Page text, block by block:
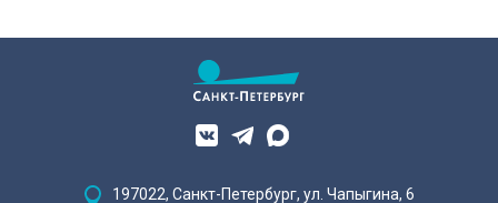
197022, Санкт-Петербург, ул. Чапыгина, 6